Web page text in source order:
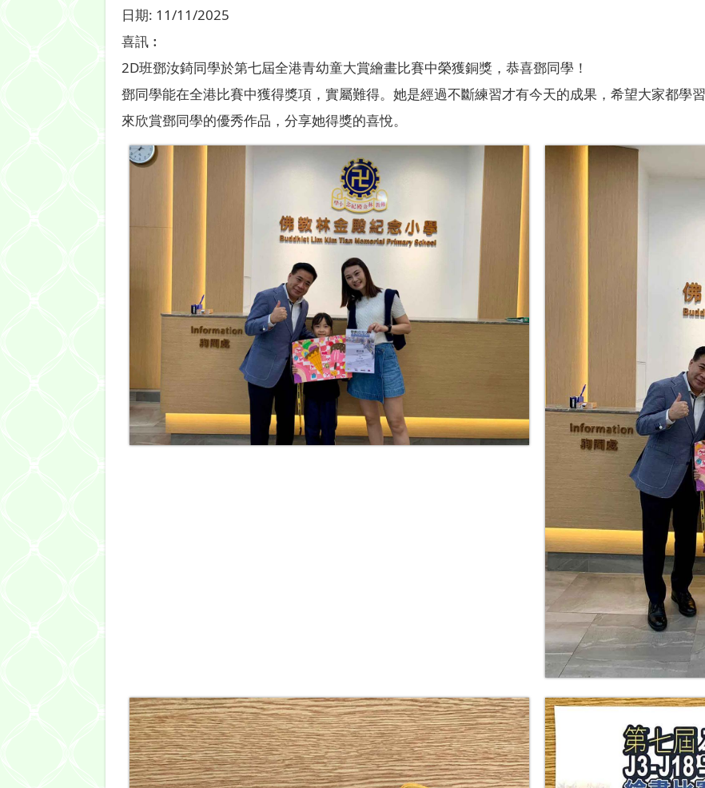
日期: 11/11/2025
喜訊︰
2D班鄧汝錡同學於第七屆全港青幼童大賞繪畫比賽中榮獲銅獎，恭喜鄧同學！
鄧同學能在全港比賽中獲得獎項，實屬難得。她是經過不斷練習才有今天的成果，希望大家都學
來欣賞鄧同學的優秀作品，分享她得獎的喜悅。